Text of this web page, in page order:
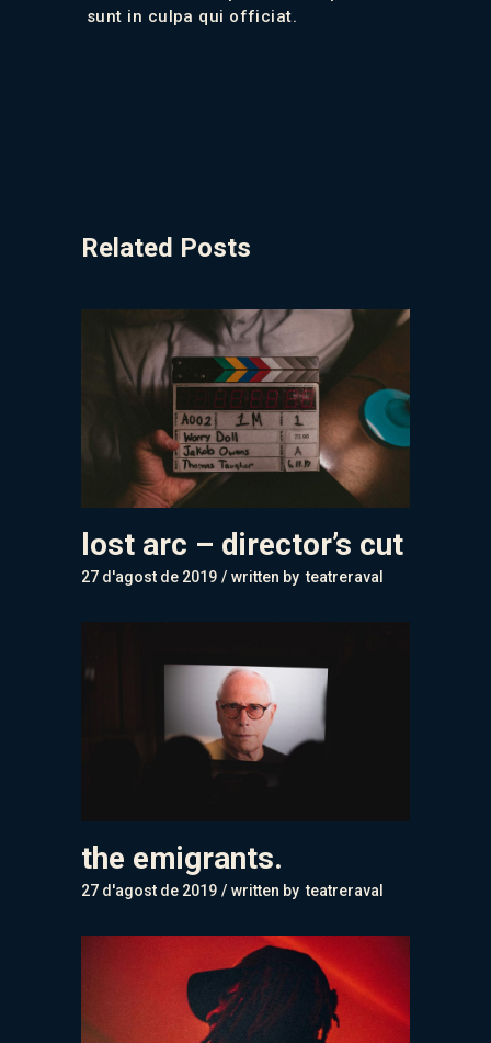
sunt in culpa qui officiat.
Related Posts
lost arc – director’s cut
27 d'agost de 2019 written by teatreraval
the emigrants.
27 d'agost de 2019 written by teatreraval